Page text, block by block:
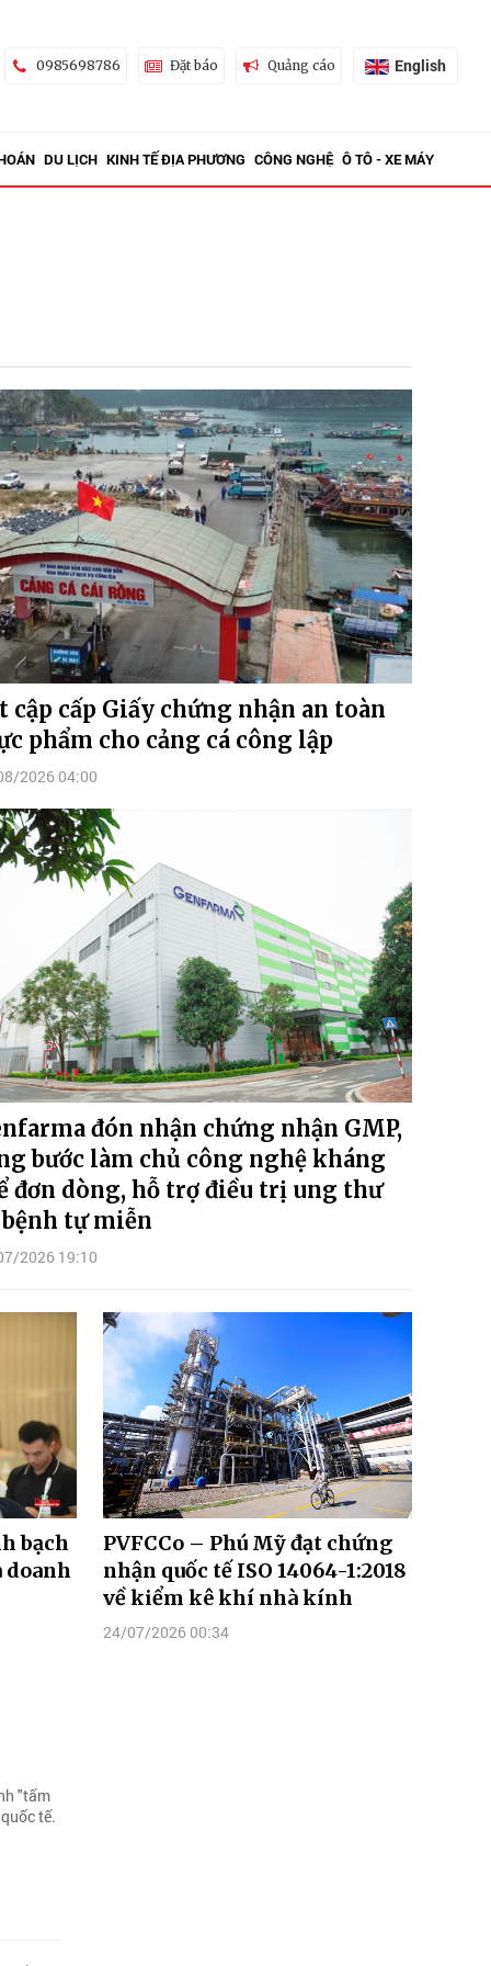
0985698786 Đặt báo Quảng cáo English
DU LỊCH KINH TẾ ĐỊA PHƯƠNG CÔNG NGHỆ Ô TÔ - XE MÁY
cập cấp Giấy chứng nhận an toàn
phẩm cho cảng cá công lập
2026 04:00
đón nhận chứng nhận GMP,
bước làm chủ công nghệ kháng
đơn dòng, hỗ trợ điều trị ung thư
tự miễn
2026 19:10
bạch
doanh
PVFCCo – Phú Mỹ đạt chứng
nhận quốc tế ISO 14064-1:2018
về kiểm kê khí nhà kính
24/07/2026 00:34
"tấm
tế.